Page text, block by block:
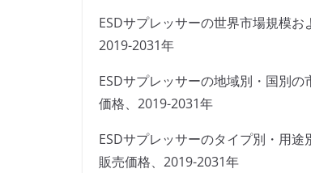
ESDサプレッサーの世界市場規模
2019-2031年
ESDサプレッサーの地域別・国別
価格、2019-2031年
ESDサプレッサーのタイプ別・用
販売価格、2019-2031年